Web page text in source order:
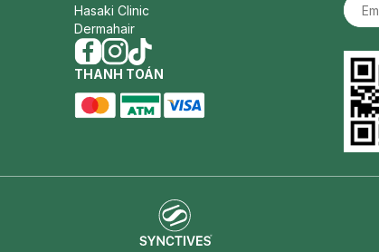
Hasaki Clinic
Dermahair
facebook
instagram
tiktok
THANH TOÁN